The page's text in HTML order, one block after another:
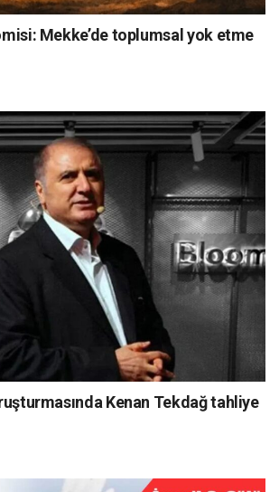
Mekke’de toplumsal yok etme
Kenan Tekdağ tahliye